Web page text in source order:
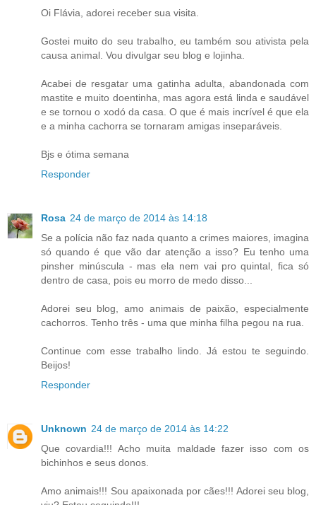
Oi Flávia, adorei receber sua visita.
Gostei muito do seu trabalho, eu também sou ativista pela
causa animal. Vou divulgar seu blog e lojinha.
Acabei de resgatar uma gatinha adulta, abandonada com
mastite e muito doentinha, mas agora está linda e saudável
e se tornou o xodó da casa. O que é mais incrível é que ela
e a minha cachorra se tornaram amigas inseparáveis.
Bjs e ótima semana
Responder
Rosa 24 de março de 2014 às 14:18
Se a polícia não faz nada quanto a crimes maiores, imagina
só quando é que vão dar atenção a isso? Eu tenho uma
pinsher minúscula - mas ela nem vai pro quintal, fica só
dentro de casa, pois eu morro de medo disso...
Adorei seu blog, amo animais de paixão, especialmente
cachorros. Tenho três - uma que minha filha pegou na rua.
Continue com esse trabalho lindo. Já estou te seguindo.
Beijos!
Responder
Unknown 24 de março de 2014 às 14:22
Que covardia!!! Acho muita maldade fazer isso com os
bichinhos e seus donos.
Amo animais!!! Sou apaixonada por cães!!! Adorei seu blog,